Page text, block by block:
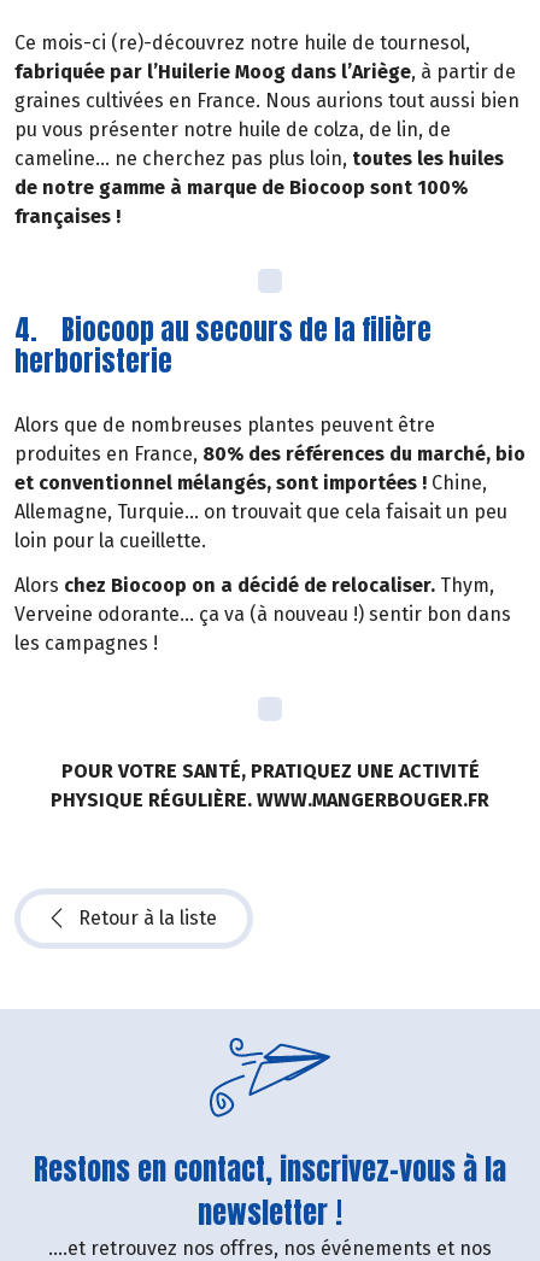
Ce mois-ci (re)-découvrez notre huile de tournesol,
fabriquée par l’Huilerie Moog dans l’Ariège, à partir de
graines cultivées en France. Nous aurions tout aussi bien
pu vous présenter notre huile de colza, de lin, de
cameline… ne cherchez pas plus loin, toutes les huiles
de notre gamme à marque de Biocoop sont 100%
françaises !
4. Biocoop au secours de la filière
herboristerie
Alors que de nombreuses plantes peuvent être
produites en France, 80% des références du marché, bio
et conventionnel mélangés, sont importées ! Chine,
Allemagne, Turquie… on trouvait que cela faisait un peu
loin pour la cueillette.
Alors chez Biocoop on a décidé de relocaliser. Thym,
Verveine odorante… ça va (à nouveau !) sentir bon dans
les campagnes !
POUR VOTRE SANTÉ, PRATIQUEZ UNE ACTIVITÉ
PHYSIQUE RÉGULIÈRE. WWW.MANGERBOUGER.FR
Retour à la liste
Restons en contact, inscrivez-vous à la
newsletter !
....et retrouvez nos offres, nos événements et nos